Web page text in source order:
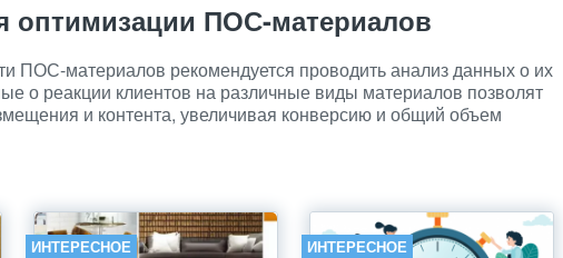
оптимизации ПОС-материалов
ПОС-материалов рекомендуется проводить анализ данных о их
о реакции клиентов на различные виды материалов позволят
и контента, увеличивая конверсию и общий объем
ИНТЕРЕСНОЕ ИНТЕРЕСНОЕ